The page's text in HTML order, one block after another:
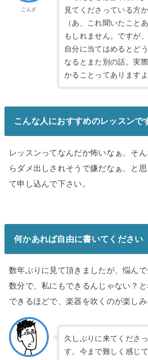
ごんざ
見てくださっている方
（あ、これ聞いたこと
もしれません。ですが
自分に当てはめるとど
なるとまた別の話。実
かることってありますよ
こんな人におすすめのレッスンで
レッスンってなんだか怖いなぁ、 そ
らダメ出しされそうで嫌だなぁ、 と
て申し込んで下さい。
何かあれば自由に書いてください
数年ぶりに見て頂きましたが、悩ん
数分で、私にもできるんじゃない？
できるほどで、楽器を吹くのが楽しみ
久しぶりに来てくださ
す。今まで難しく感じ